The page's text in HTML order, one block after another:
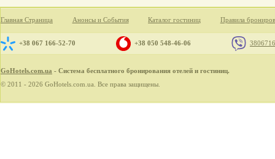
Главная Страница Анонсы и События Каталог гостиниц Правила
+38 067 166-52-70 +38 050 548-46-06
GoHotels.com.ua - Система бесплатного бронирования отелей и гостиниц.
© 2011 - 2026 GoHotels.com.ua. Все права защищены.